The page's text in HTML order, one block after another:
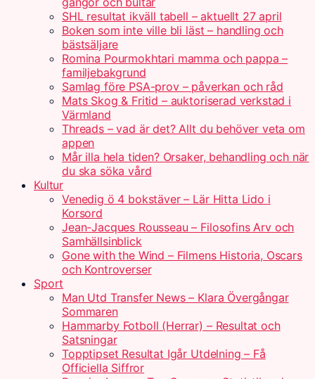
SHL resultat ikväll tabell – aktuellt 27 april
Boken som inte ville bli läst – handling och
bästsäljare
Romina Pourmokhtari mamma och pappa –
familjebakgrund
Samlag före PSA-prov – påverkan och råd
Mats Skog & Fritid – auktoriserad verkstad i
Värmland
Threads – vad är det? Allt du behöver veta om
appen
Mår illa hela tiden? Orsaker, behandling och när
du ska söka vård
Kultur
Venedig ö 4 bokstäver – Lär Hitta Lido i
Korsord
Jean-Jacques Rousseau – Filosofins Arv och
Samhällsinblick
Gone with the Wind – Filmens Historia, Oscars
och Kontroverser
Sport
Man Utd Transfer News – Klara Övergångar
Sommaren
Hammarby Fotboll (Herrar) – Resultat och
Satsningar
Topptipset Resultat Igår Utdelning – Få
Officiella Siffror